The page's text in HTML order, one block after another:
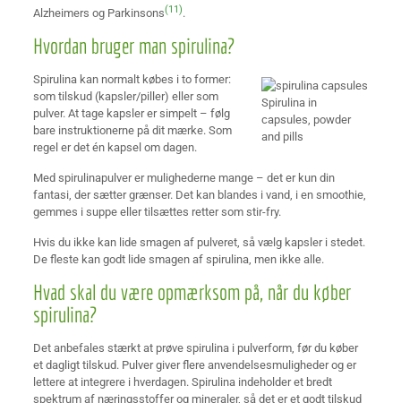
Alzheimers og Parkinsons(11).
Hvordan bruger man spirulina?
Spirulina in
capsules, powder
and pills
Spirulina kan normalt købes i to former:
som tilskud (kapsler/piller) eller som
pulver. At tage kapsler er simpelt – følg
bare instruktionerne på dit mærke. Som
regel er det én kapsel om dagen.
Med spirulinapulver er mulighederne mange – det er kun din
fantasi, der sætter grænser. Det kan blandes i vand, i en smoothie,
gemmes i suppe eller tilsættes retter som stir-fry.
Hvis du ikke kan lide smagen af pulveret, så vælg kapsler i stedet.
De fleste kan godt lide smagen af spirulina, men ikke alle.
Hvad skal du være opmærksom på, når du køber
spirulina?
Det anbefales stærkt at prøve spirulina i pulverform, før du køber
et dagligt tilskud. Pulver giver flere anvendelsesmuligheder og er
lettere at integrere i hverdagen. Spirulina indeholder et bredt
spektrum af næringsstoffer og mineraler, så det er et godt tilskud